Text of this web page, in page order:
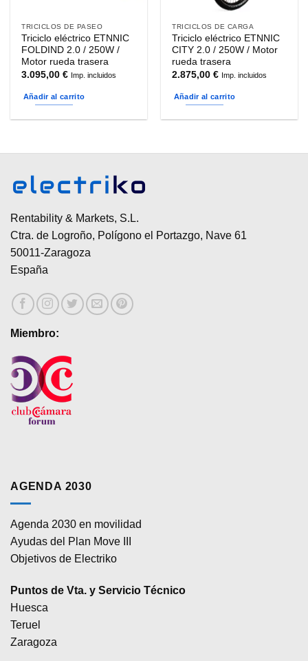
TRICICLOS DE PASEO
Triciclo eléctrico ETNNIC
FOLDIND 2.0 / 250W /
Motor rueda trasera
3.095,00€ Imp. incluidos
Añadir al carrito
TRICICLOS DE CARGA
Triciclo eléctrico ETNNIC
CITY 2.0 / 250W / Motor
rueda trasera
2.875,00€ Imp. incluidos
Añadir al carrito
Rentability & Markets, S.L.
Ctra. de Logroño, Polígono el Portazgo, Nave 61
50011-Zaragoza
España
Miembro:
AGENDA 2030
Agenda 2030 en movilidad
Ayudas del Plan Move III
Objetivos de Electriko
Puntos de Vta. y Servicio Técnico
Huesca
Teruel
Zaragoza